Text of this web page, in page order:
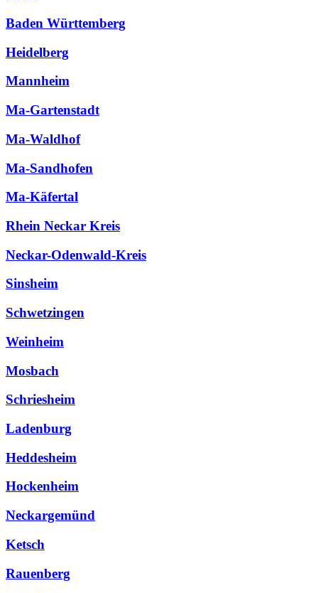
Baden Württemberg
Heidelberg
Mannheim
Ma-Gartenstadt
Ma-Waldhof
Ma-Sandhofen
Ma-Käfertal
Rhein Neckar Kreis
Neckar-Odenwald-Kreis
Sinsheim
Schwetzingen
Weinheim
Mosbach
Schriesheim
Ladenburg
Heddesheim
Hockenheim
Neckargemünd
Ketsch
Rauenberg